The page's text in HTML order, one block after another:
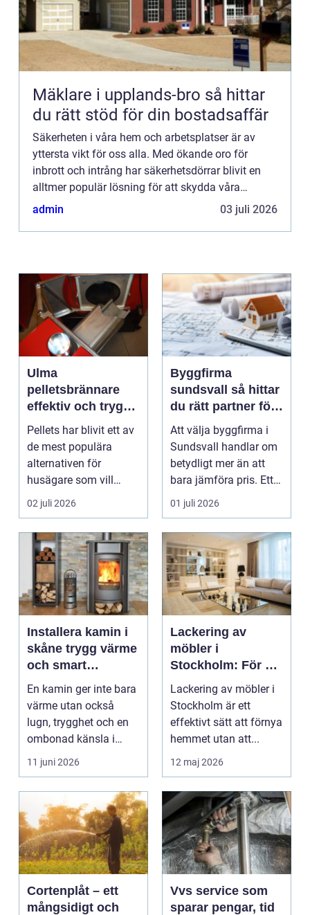
Mäklare i upplands-bro så hittar
du rätt stöd för din bostadsaffär
Säkerheten i våra hem och arbetsplatser är av
yttersta vikt för oss alla. Med ökande oro för
inbrott och intrång har säkerhetsdörrar blivit en
alltmer populär lösning för att skydda våra
ägodelar och vårt välbefinnande. I denna artikel
admin 03 juli 2026
Ulma
pelletsbrännare
effektiv och trygg
värme med pellets
Pellets har blivit ett av
de mest populära
alternativen för
husägare som vill
kombinera låga
uppvärm...
02 juli 2026
Byggfirma
sundsvall så hittar
du rätt partner för
ditt projekt
Att välja byggfirma i
Sundsvall handlar om
betydligt mer än att
bara jämföra pris. Ett
bygge påverka...
01 juli 2026
Installera kamin i
skåne trygg värme
och smart
investering
En kamin ger inte bara
värme utan också
lugn, trygghet och en
ombonad känsla i
hemmet. Allt fler hus...
11 juni 2026
Lackering av
möbler i
Stockholm: För ett
hållbart och
snyggt hem
Lackering av möbler i
Stockholm är ett
effektivt sätt att förnya
hemmet utan att...
12 maj 2026
Cortenplåt – ett
mångsidigt och
Vvs service som
sparar pengar, tid